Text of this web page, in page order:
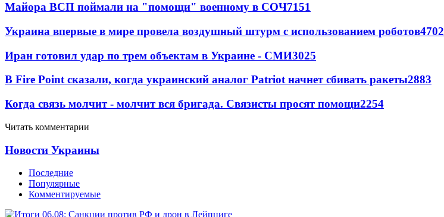
Майора ВСП поймали на "помощи" военному в СОЧ7151
Украина впервые в мире провела воздушный штурм с использованием роботов4702
Иран готовил удар по трем объектам в Украине - СМИ3025
В Fire Point сказали, когда украинский аналог Patriot начнет сбивать ракеты2883
Когда связь молчит - молчит вся бригада. Связисты просят помощи2254
Читать комментарии
Новости Украины
Последние
Популярные
Комментируемые